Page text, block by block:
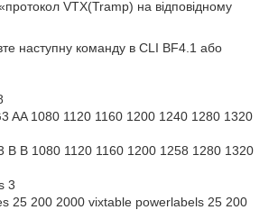
«протокол VTX(Tramp) на відповідному
наступну команду в CLI BF4.1 або
AA 1080 1120 1160 1200 1240 1280 1320
B B 1080 1120 1160 1200 1258 1280 1320
3
25 200 2000 vixtable powerlabels 25 200